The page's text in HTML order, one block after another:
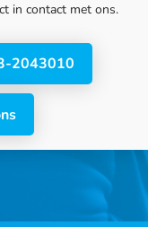
in contact met ons.
2043010